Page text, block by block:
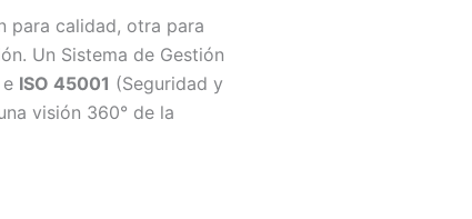
para calidad, otra para
Un Sistema de Gestión
ISO 45001 (Seguridad y
visión 360° de la